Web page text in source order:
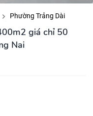
Phường Trảng Dài
giá chỉ 50
Nai